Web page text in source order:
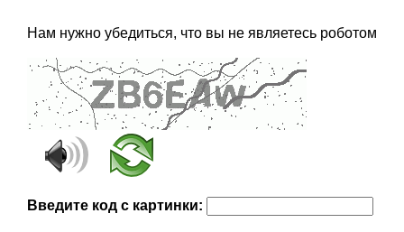
Нам нужно убедиться, что вы не являетесь роботом
Введите код с картинки: